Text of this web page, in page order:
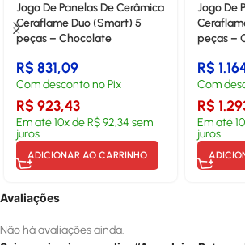
Jogo De Panelas De Cerâmica
Ceraflame Duo (Smart) 5
peças – Chocolate
R$831,09
Com desconto no Pix
R$923,43
Em até10x deR$92,34 sem
juros
ADICIONAR AO CARRINHO
Jogo De
peças –
R$
Com
R$
Em até10
juros
Avaliações
Não há avaliações ainda.